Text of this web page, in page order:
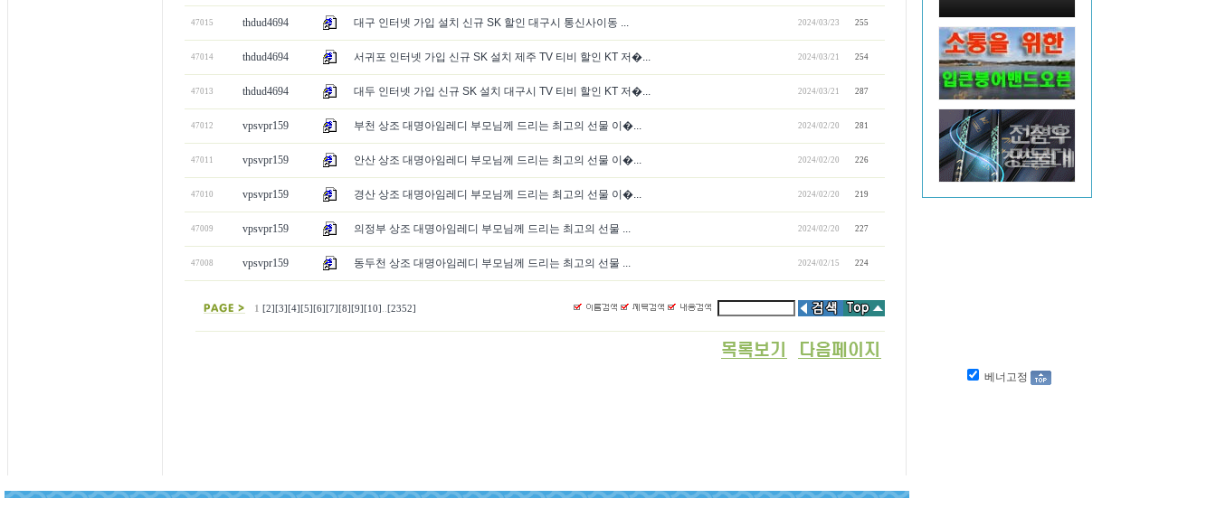
47015 thdud4694 대구 인터넷 가입 설치 신규 SK 할인 대구시 통신사이동 ... 2024/03/23 255
47014 thdud4694 서귀포 인터넷 가입 신규 SK 설치 제주 TV 티비 할인 KT 저�... 2024/03/21 254
47013 thdud4694 대두 인터넷 가입 신규 SK 설치 대구시 TV 티비 할인 KT 저�... 2024/03/21 287
47012 vpsvpr159 부천 상조 대명아임레디 부모님께 드리는 최고의 선물 이�... 2024/02/20 281
47011 vpsvpr159 안산 상조 대명아임레디 부모님께 드리는 최고의 선물 이�... 2024/02/20 226
47010 vpsvpr159 경산 상조 대명아임레디 부모님께 드리는 최고의 선물 이�... 2024/02/20 219
47009 vpsvpr159 의정부 상조 대명아임레디 부모님께 드리는 최고의 선물 ... 2024/02/20 227
47008 vpsvpr159 동두천 상조 대명아임레디 부모님께 드리는 최고의 선물 ... 2024/02/15 224
1 [2] [3] [4] [5] [6] [7] [8] [9] [10] [2352]
베너고정